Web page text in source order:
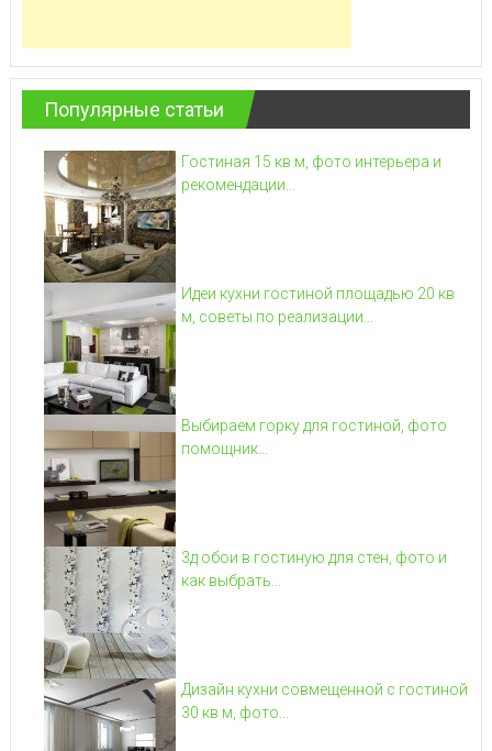
Популярные статьи
Гостиная 15 кв м, фото интерьера и
рекомендации...
Идеи кухни гостиной площадью 20 кв
м, советы по реализации...
Выбираем горку для гостиной, фото
помощник...
3д обои в гостиную для стен, фото и
как выбрать...
Дизайн кухни совмещенной с гостиной
30 кв м, фото...